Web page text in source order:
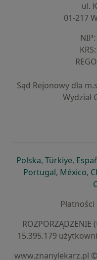
ul.
01-217
Sąd Rejonowy dla
Wydział
Polskaotwiera się w
, Türkiye,
Portugalotwiera
, México,
15.395.179
www.znanylekarz.pl